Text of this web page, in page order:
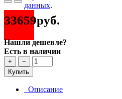
данных.
33659руб.
Нашли дешевле?
Есть в наличии
+
−
Купить
Описание